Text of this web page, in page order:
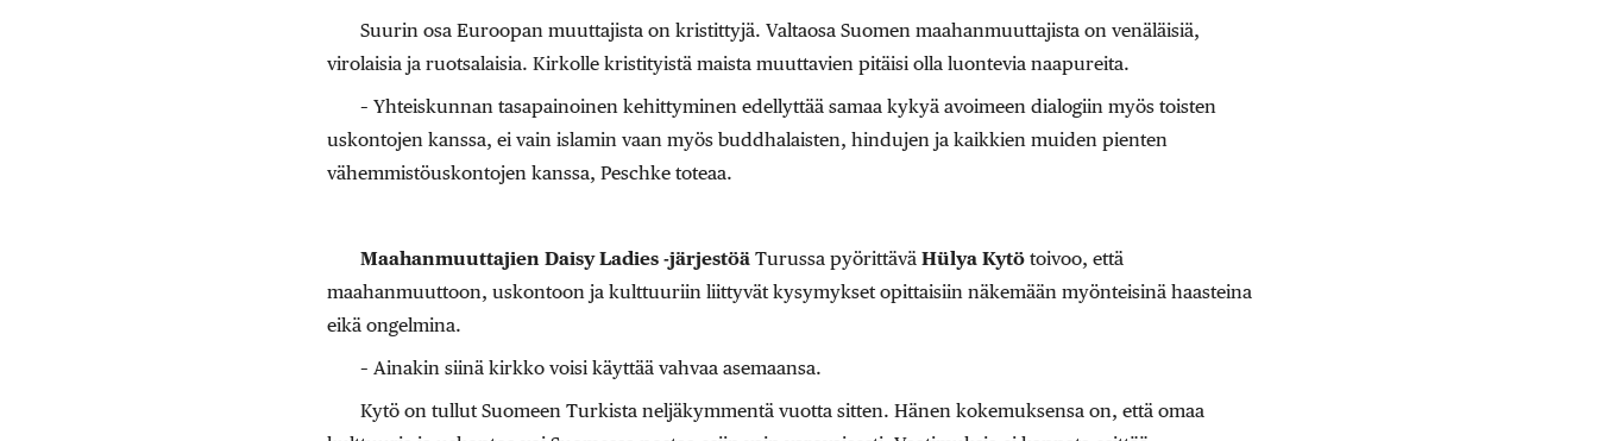
Suurin osa Euroopan muuttajista on kristittyjä. Valtaosa Suomen maahanmuuttajista on venäläisiä,
virolaisia ja ruotsalaisia. Kirkolle kristityistä maista muuttavien pitäisi olla luontevia naapureita.
– Yhteiskunnan tasapainoinen kehittyminen edellyttää samaa kykyä avoimeen dialogiin myös toisten
uskontojen kanssa, ei vain islamin vaan myös buddhalaisten, hindujen ja kaikkien muiden pienten
vähemmistöuskontojen kanssa, Peschke toteaa.
Maahanmuuttajien Daisy Ladies -järjestöäTurussa pyörittävä Hülya Kytötoivoo, että
maahanmuuttoon, uskontoon ja kulttuuriin liittyvät kysymykset opittaisiin näkemään myönteisinä haasteina
eikä ongelmina.
– Ainakin siinä kirkko voisi käyttää vahvaa asemaansa.
Kytö on tullut Suomeen Turkista neljäkymmentä vuotta sitten. Hänen kokemuksensa on, että omaa